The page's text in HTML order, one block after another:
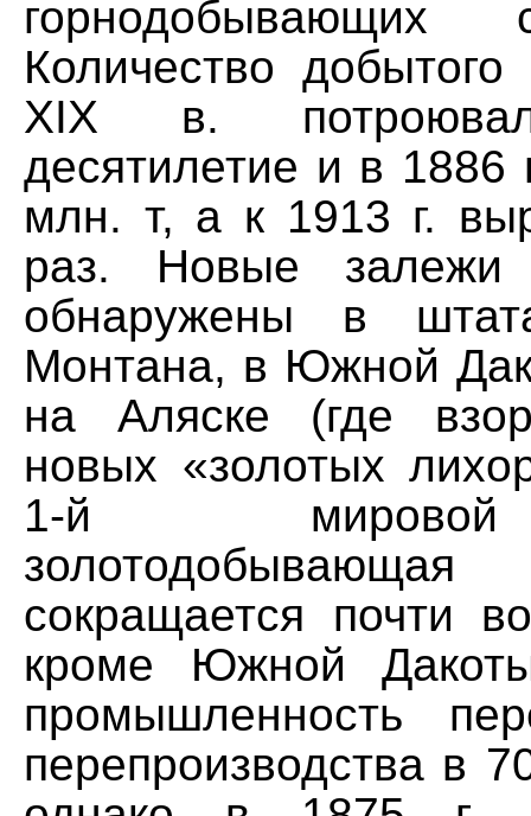
горнодобывающих
Количество
XIX в.
десятилетие и в 1886
млн. т, а к 1913 г.
раз. Новые залежи
обнаружены в
Монтана, в Южной
на Аляске (где
новых «золотых
1-й
сокращается почти
кроме Южной
промышленность
перепроизводства в